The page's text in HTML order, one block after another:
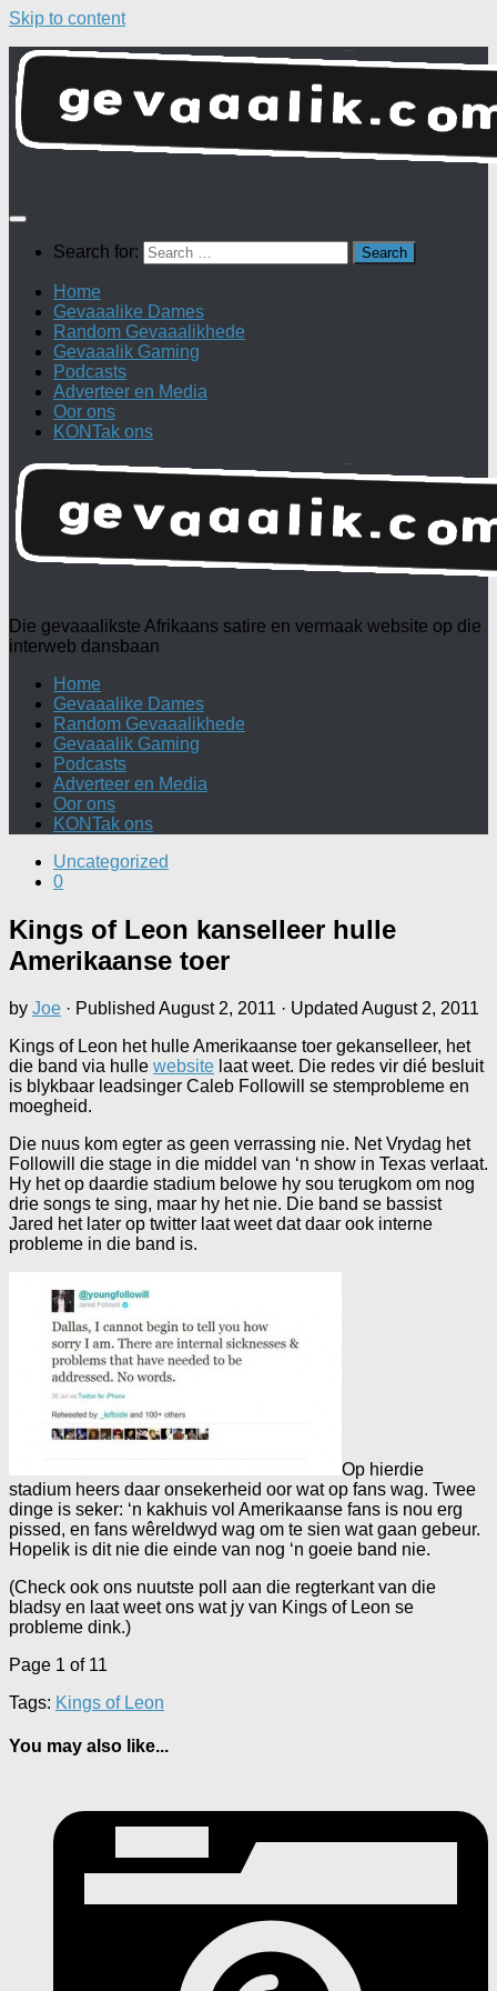
Skip to content
Search for:
Home
Gevaaalike Dames
Random Gevaaalikhede
Gevaaalik Gaming
Podcasts
Adverteer en Media
Oor ons
KONTak ons
Die gevaaalikste Afrikaans satire en vermaak website op die
interweb dansbaan
Home
Gevaaalike Dames
Random Gevaaalikhede
Gevaaalik Gaming
Podcasts
Adverteer en Media
Oor ons
KONTak ons
Uncategorized
0
Kings of Leon kanselleer hulle
Amerikaanse toer
by Joe · Published August 2, 2011 · Updated August 2, 2011
Kings of Leon het hulle Amerikaanse toer gekanselleer, het
die band via hulle website laat weet. Die redes vir dié besluit
is blykbaar leadsinger Caleb Followill se stemprobleme en
moegheid.
Die nuus kom egter as geen verrassing nie. Net Vrydag het
Followill die stage in die middel van ‘n show in Texas verlaat.
Hy het op daardie stadium belowe hy sou terugkom om nog
drie songs te sing, maar hy het nie. Die band se bassist
Jared het later op twitter laat weet dat daar ook interne
probleme in die band is.
Op hierdie
stadium heers daar onsekerheid oor wat op fans wag. Twee
dinge is seker: ‘n kakhuis vol Amerikaanse fans is nou erg
pissed, en fans wêreldwyd wag om te sien wat gaan gebeur.
Hopelik is dit nie die einde van nog ‘n goeie band nie.
(Check ook ons nuutste poll aan die regterkant van die
bladsy en laat weet ons wat jy van Kings of Leon se
probleme dink.)
Page 1 of 11
Tags: Kings of Leon
You may also like...